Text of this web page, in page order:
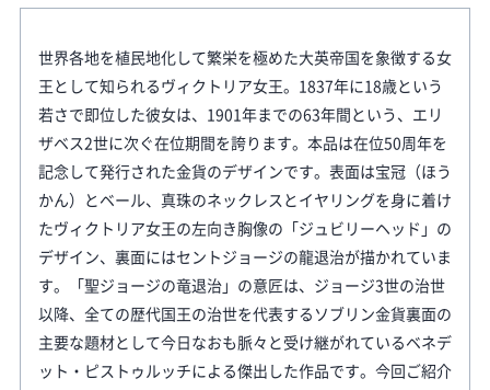
世界各地を植民地化して繁栄を極めた大英帝国を象徴する女
王として知られるヴィクトリア女王。1837年に18歳という
若さで即位した彼女は、1901年までの63年間という、エリ
ザベス2世に次ぐ在位期間を誇ります。本品は在位50周年を
記念して発行された金貨のデザインです。表面は宝冠（ほう
かん）とベール、真珠のネックレスとイヤリングを身に着け
たヴィクトリア女王の左向き胸像の「ジュビリーヘッド」の
デザイン、裏面にはセントジョージの龍退治が描かれていま
す。「聖ジョージの竜退治」の意匠は、ジョージ3世の治世
以降、全ての歴代国王の治世を代表するソブリン金貨裏面の
主要な題材として今日なおも脈々と受け継がれているベネデ
ット・ピストゥルッチによる傑出した作品です。今回ご紹介